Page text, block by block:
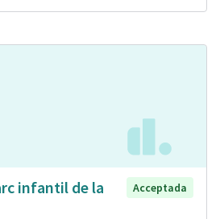
infantil de la
Acceptada